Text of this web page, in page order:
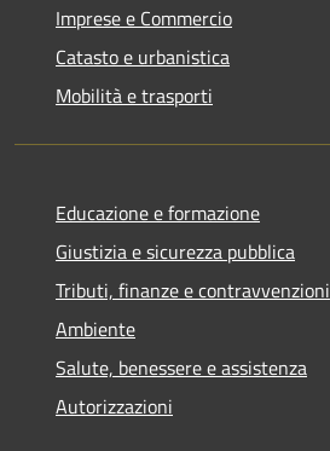
Imprese e Commercio
Catasto e urbanistica
Mobilità e trasporti
Educazione e formazione
Giustizia e sicurezza pubblica
Tributi, finanze e contravvenzioni
Ambiente
Salute, benessere e assistenza
Autorizzazioni